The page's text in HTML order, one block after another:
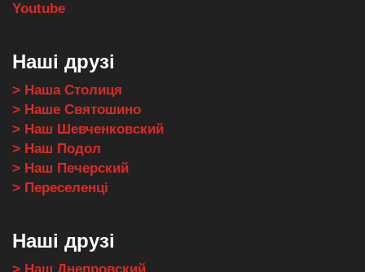
Youtube
Наші друзі
> Наша Столиця
> Наше Святошино
> Наш Шевченковский
> Наш Подол
> Наш Печерский
> Переселенці
Наші друзі